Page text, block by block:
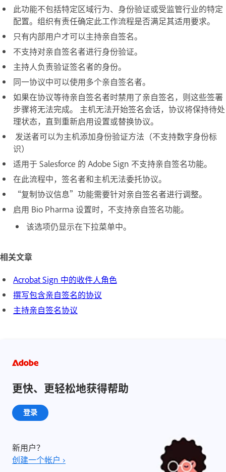
此功能不包括特定区域行为、身份验证或受监管行业的特定
配置。组织有责任确定此工作流程是否满足其适用要求。
只有内部用户才可以主持亲自签名。
不支持对亲自签名者进行身份验证。
主持人负责验证签名者的身份。
同一协议中可以使用多个亲自签名者。
如果在协议等待亲自签名者时禁用了亲自签名，则这些签署
步骤将无法完成。 主机无法开始签名会话，协议将保持待处
理状态，直到重新启用设置或替换协议。
发送者可以为主机添加身份验证方法（不支持数字身份标
识）
适用于 Salesforce 的 Adobe Sign 不支持亲自签名功能。
在此流程中，签名者和主机无法委托协议。
“复制协议信息”功能需要针对亲自签名者进行调整。
启用 Bio Pharma 设置时，不支持亲自签名功能。
该选项仍显示在下拉菜单中。
相关文章
Acrobat Sign 中的收件人角色
撰写包含亲自签名的协议
主持亲自签名协议
更快、更轻松地获得帮助
登录
新用户？
创建一个帐户 ›